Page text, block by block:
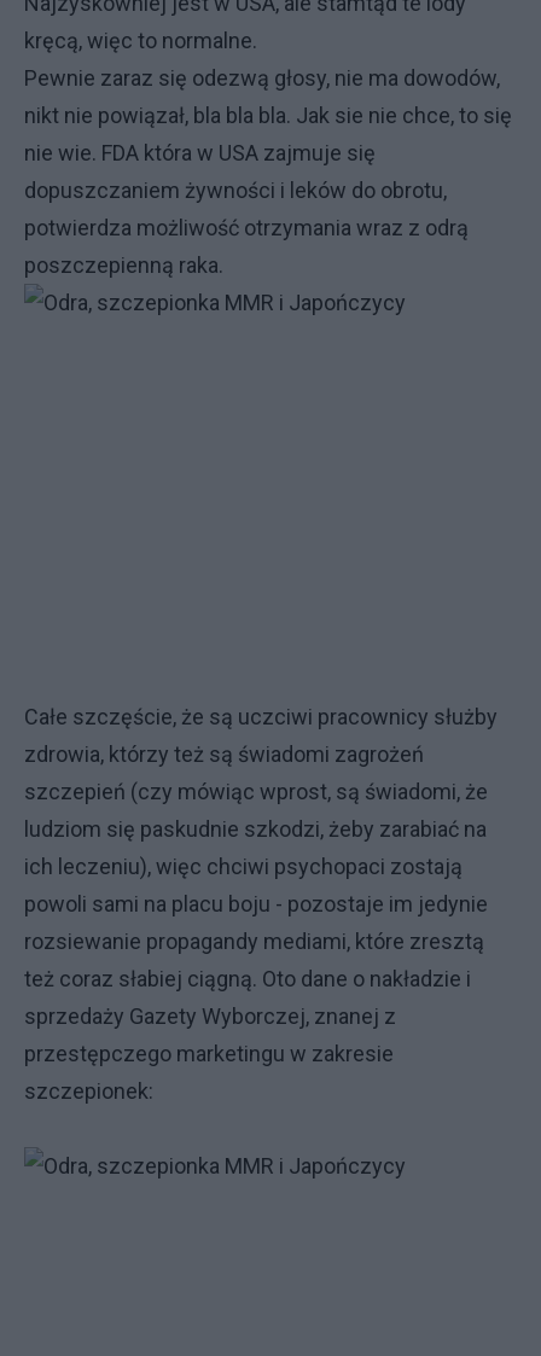
kręcą, więc to normalne.
Pewnie zaraz się odezwą głosy, nie ma dowodów,
nikt nie powiązał, bla bla bla. Jak sie nie chce, to się
nie wie. FDA która w USA zajmuje się
dopuszczaniem żywności i leków do obrotu,
potwierdza możliwość otrzymania wraz z odrą
poszczepienną raka.
Całe szczęście, że są uczciwi pracownicy służby
zdrowia, którzy też są świadomi zagrożeń
szczepień (czy mówiąc wprost, są świadomi, że
ludziom się paskudnie szkodzi, żeby zarabiać na
ich leczeniu), więc chciwi psychopaci zostają
powoli sami na placu boju - pozostaje im jedynie
rozsiewanie propagandy mediami, które zresztą
też coraz słabiej ciągną. Oto dane o nakładzie i
sprzedaży Gazety Wyborczej, znanej z
przestępczego marketingu w zakresie
szczepionek: